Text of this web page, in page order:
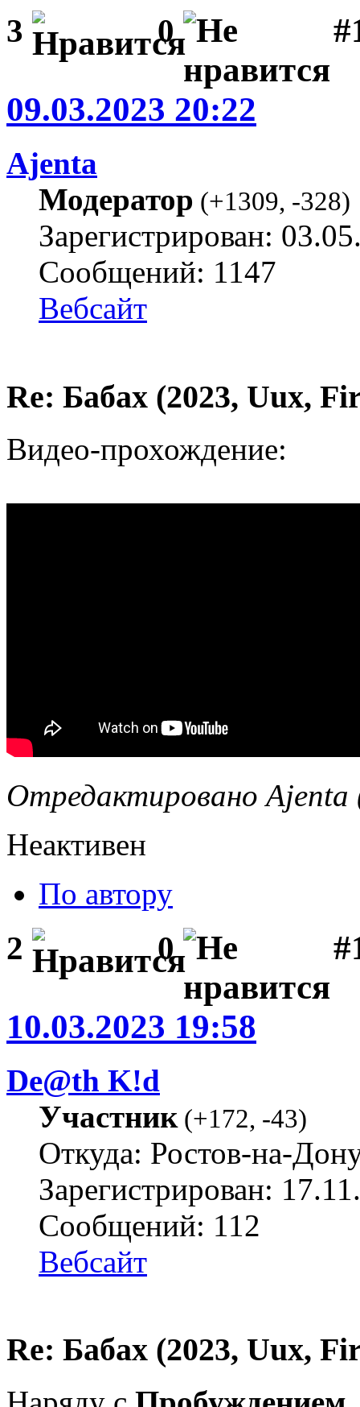
3 0
09.03.2023 20:22
Ajenta
Модератор (+1309, -328)
Зарегистрирован:
Сообщений: 1147
Вебсайт
Re: Бабах (2023, Uux,
Видео-прохождение:
Отредактировано Ajenta
Неактивен
По автору
2 0
10.03.2023 19:58
De@th K!d
Участник(+172, -43)
Откуда: Ростов-на-
Зарегистрирован:
Сообщений: 112
Вебсайт
Re: Бабах (2023, Uux,